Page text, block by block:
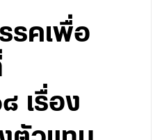
รคเพื่อ
เรื่อง